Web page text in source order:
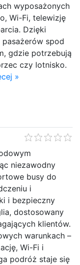
wyposażonych
Wi-Fi, telewizję
Dzięki
spod
gdzie potrzebują
czy lotnisko.
»
niezawodny
busy do
i
i bezpieczny
dostosowany
klientów.
warunkach –
Wi-Fi i
podróż staje się